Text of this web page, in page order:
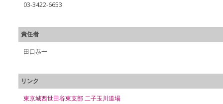
03-3422-6653
責任者
田口恭一
リンク
東京城西世田谷東支部 二子玉川道場